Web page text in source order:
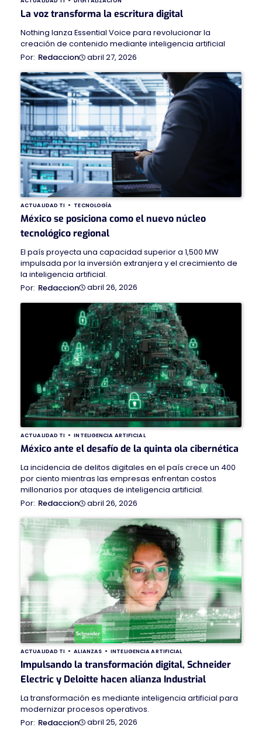
La voz transforma la escritura digital
Nothing lanza Essential Voice para revolucionar la
creación de contenido mediante inteligencia artificial
Redaccion
abril 27, 2026
ACTUALIDAD TI TECNOLOGÍA
México se posiciona como el nuevo núcleo
tecnológico regional
El país proyecta una capacidad superior a 1,500 MW
impulsada por la inversión extranjera y el crecimiento de
la inteligencia artificial.
Redaccion
abril 26, 2026
ACTUALIDAD TI INTELIGENCIA ARTIFICIAL
México ante el desafío de la quinta ola cibernética
La incidencia de delitos digitales en el país crece un 400
por ciento mientras las empresas enfrentan costos
millonarios por ataques de inteligencia artificial.
Redaccion
abril 26, 2026
ACTUALIDAD TI ALIANZAS INTELIGENCIA ARTIFICIAL
Impulsando la transformación digital, Schneider
Electric y Deloitte hacen alianza Industrial
La transformación es mediante inteligencia artificial para
modernizar procesos operativos.
Redaccion
abril 25, 2026